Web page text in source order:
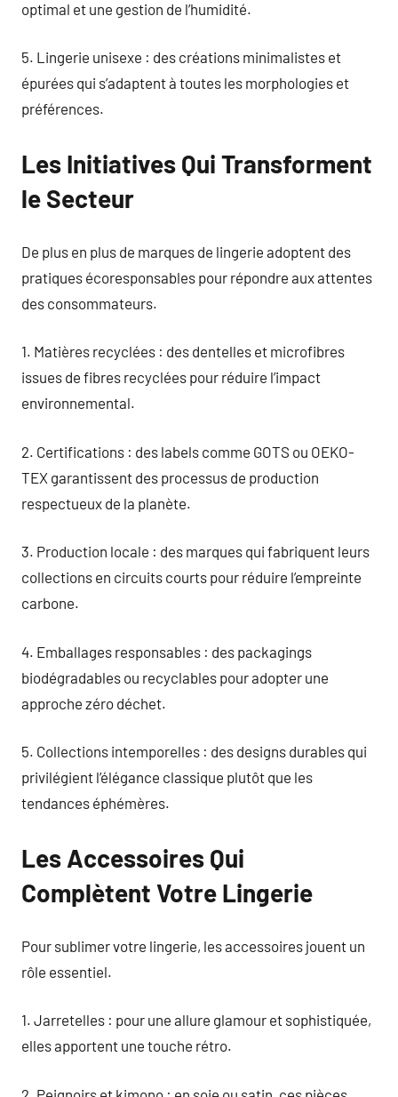
optimal et une gestion de l’humidité.
5. Lingerie unisexe : des créations minimalistes et
épurées qui s’adaptent à toutes les morphologies et
préférences.
Les Initiatives Qui Transforment
le Secteur
De plus en plus de marques de lingerie adoptent des
pratiques écoresponsables pour répondre aux attentes
des consommateurs.
1. Matières recyclées : des dentelles et microfibres
issues de fibres recyclées pour réduire l’impact
environnemental.
2. Certifications : des labels comme GOTS ou OEKO-
TEX garantissent des processus de production
respectueux de la planète.
3. Production locale : des marques qui fabriquent leurs
collections en circuits courts pour réduire l’empreinte
carbone.
4. Emballages responsables : des packagings
biodégradables ou recyclables pour adopter une
approche zéro déchet.
5. Collections intemporelles : des designs durables qui
privilégient l’élégance classique plutôt que les
tendances éphémères.
Les Accessoires Qui
Complètent Votre Lingerie
Pour sublimer votre lingerie, les accessoires jouent un
rôle essentiel.
1. Jarretelles : pour une allure glamour et sophistiquée,
elles apportent une touche rétro.